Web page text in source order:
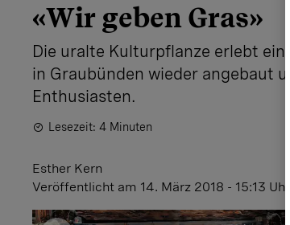
«Wir geben Gras»
Die uralte Kulturpflanze erlebt
in Graubünden wieder angebaut
Enthusiasten.
Lesezeit: 4 Minuten
Esther Kern
Veröffentlicht am 14. März 2018 - 15:13 Uhr